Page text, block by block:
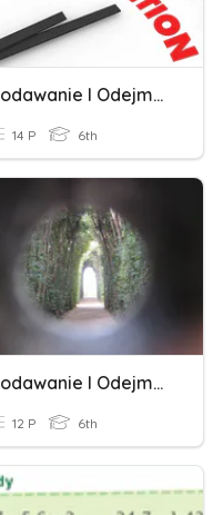
Dodawanie I Odejmowanie Liczb Wymiernych
14 P 6th
Dodawanie I Odejmowanie Liczb Całkowitych
12 P 6th